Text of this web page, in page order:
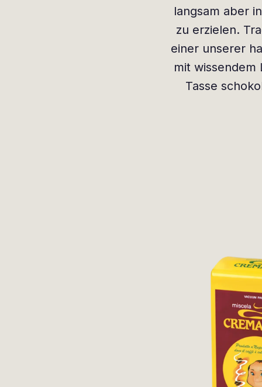
langsam aber
zu erzielen.
einer unserer
mit wissendem
Tasse